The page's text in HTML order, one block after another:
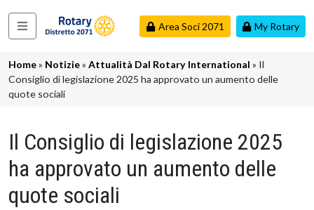
Area Soci 2071 My Rotary
Navigazione principale
Briciole di pane
Home Notizie Attualità Dal Rotary International
Il
Consiglio di legislazione 2025 ha approvato un aumento delle
quote sociali
Il Consiglio di legislazione 2025
ha approvato un aumento delle
quote sociali